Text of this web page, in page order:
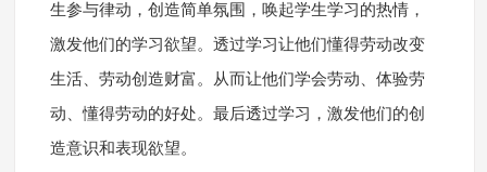
生参与律动，创造简单氛围，唤起学生学习的热情，
激发他们的学习欲望。透过学习让他们懂得劳动改变
生活、劳动创造财富。从而让他们学会劳动、体验劳
动、懂得劳动的好处。最后透过学习，激发他们的创
造意识和表现欲望。